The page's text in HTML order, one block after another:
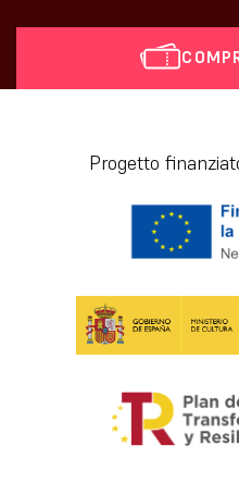
Progetto